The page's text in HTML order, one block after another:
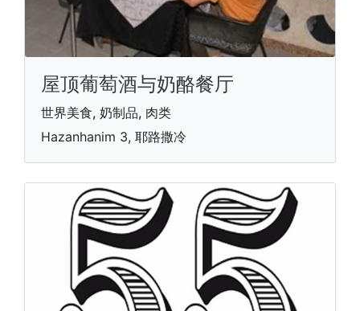
屋顶葡萄酒与奶酪餐厅
世界美食, 奶制品, 肉类
Hazanhanim 3, 耶路撒冷